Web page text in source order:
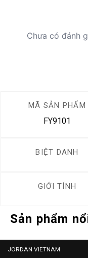
Chưa có đánh
MÃ SẢN PHẨM
FY9101
BIỆT DANH
GIỚI TÍNH
Sản phẩm
JORDAN VIETNAM